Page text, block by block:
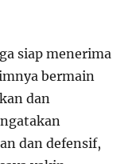
siap menerima
bermain
dan
dan defensif,